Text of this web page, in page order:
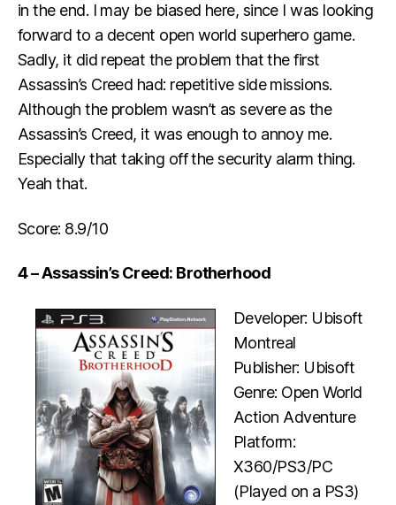
in the end. I may be biased here, since I was looking
forward to a decent open world superhero game.
Sadly, it did repeat the problem that the first
Assassin’s Creed had: repetitive side missions.
Although the problem wasn’t as severe as the
Assassin’s Creed, it was enough to annoy me.
Especially that taking off the security alarm thing.
Yeah that.
Score: 8.9/10
4 – Assassin’s Creed: Brotherhood
Developer: Ubisoft
Montreal
Publisher: Ubisoft
Genre: Open World
Action Adventure
Platform:
X360/PS3/PC
(Played on a PS3)